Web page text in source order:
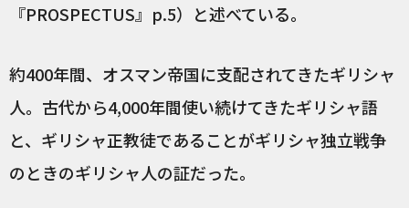
『PROSPECTUS』p.5）と述べている。
約400年間、オスマン帝国に支配されてきたギリシャ
人。古代から4,000年間使い続けてきたギリシャ語
と、ギリシャ正教徒であることがギリシャ独立戦争
のときのギリシャ人の証だった。